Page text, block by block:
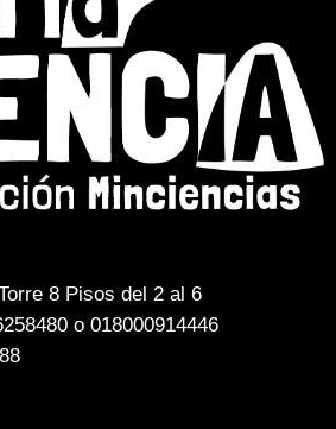
8 Pisos del 2 al 6
o 018000914446